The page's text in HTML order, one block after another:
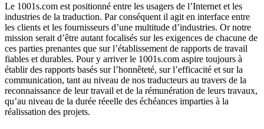
Le 1001s.com est positionné entre les usagers de l’Internet et les
industries de la traduction. Par conséquent il agit en interface entre
les clients et les fournisseurs d’une multitude d’industries. Or notre
mission serait d’être autant focalisés sur les exigences de chacune de
ces parties prenantes que sur l’établissement de rapports de travail
fiables et durables. Pour y arriver le 1001s.com aspire toujours à
établir des rapports basés sur l’honnêteté, sur l’efficacité et sur la
communication, tant au niveau de nos traducteurs au travers de la
reconnaissance de leur travail et de la rémunération de leurs travaux,
qu’au niveau de la durée réeelle des échéances imparties à la
réalissation des projets.